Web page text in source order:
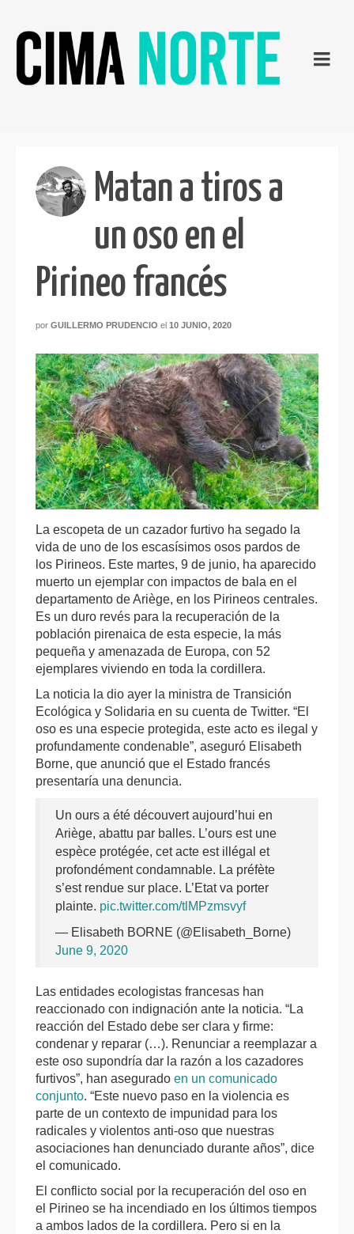
Matan a tiros a
un oso en el
Pirineo francés
por GUILLERMO PRUDENCIO el 10 JUNIO, 2020
La escopeta de un cazador furtivo ha segado la
vida de uno de los escasísimos osos pardos de
los Pirineos. Este martes, 9 de junio, ha aparecido
muerto un ejemplar con impactos de bala en el
departamento de Ariège, en los Pirineos centrales.
Es un duro revés para la recuperación de la
población pirenaica de esta especie, la más
pequeña y amenazada de Europa, con 52
ejemplares viviendo en toda la cordillera.
La noticia la dio ayer la ministra de Transición
Ecológica y Solidaria en su cuenta de Twitter. “El
oso es una especie protegida, este acto es ilegal y
profundamente condenable”, aseguró Elisabeth
Borne, que anunció que el Estado francés
presentaría una denuncia.
Un ours a été découvert aujourd’hui en
Ariège, abattu par balles. L’ours est une
espèce protégée, cet acte est illégal et
profondément condamnable. La préfète
s’est rendue sur place. L’Etat va porter
plainte. pic.twitter.com/tlMPzmsvyf
— Elisabeth BORNE (@Elisabeth_Borne)
June 9, 2020
Las entidades ecologistas francesas han
reaccionado con indignación ante la noticia. “La
reacción del Estado debe ser clara y firme:
condenar y reparar (…). Renunciar a reemplazar a
este oso supondría dar la razón a los cazadores
furtivos”, han asegurado en un comunicado
conjunto. “Este nuevo paso en la violencia es
parte de un contexto de impunidad para los
radicales y violentos anti-oso que nuestras
asociaciones han denunciado durante años”, dice
el comunicado.
El conflicto social por la recuperación del oso en
el Pirineo se ha incendiado en los últimos tiempos
a ambos lados de la cordillera. Pero si en la